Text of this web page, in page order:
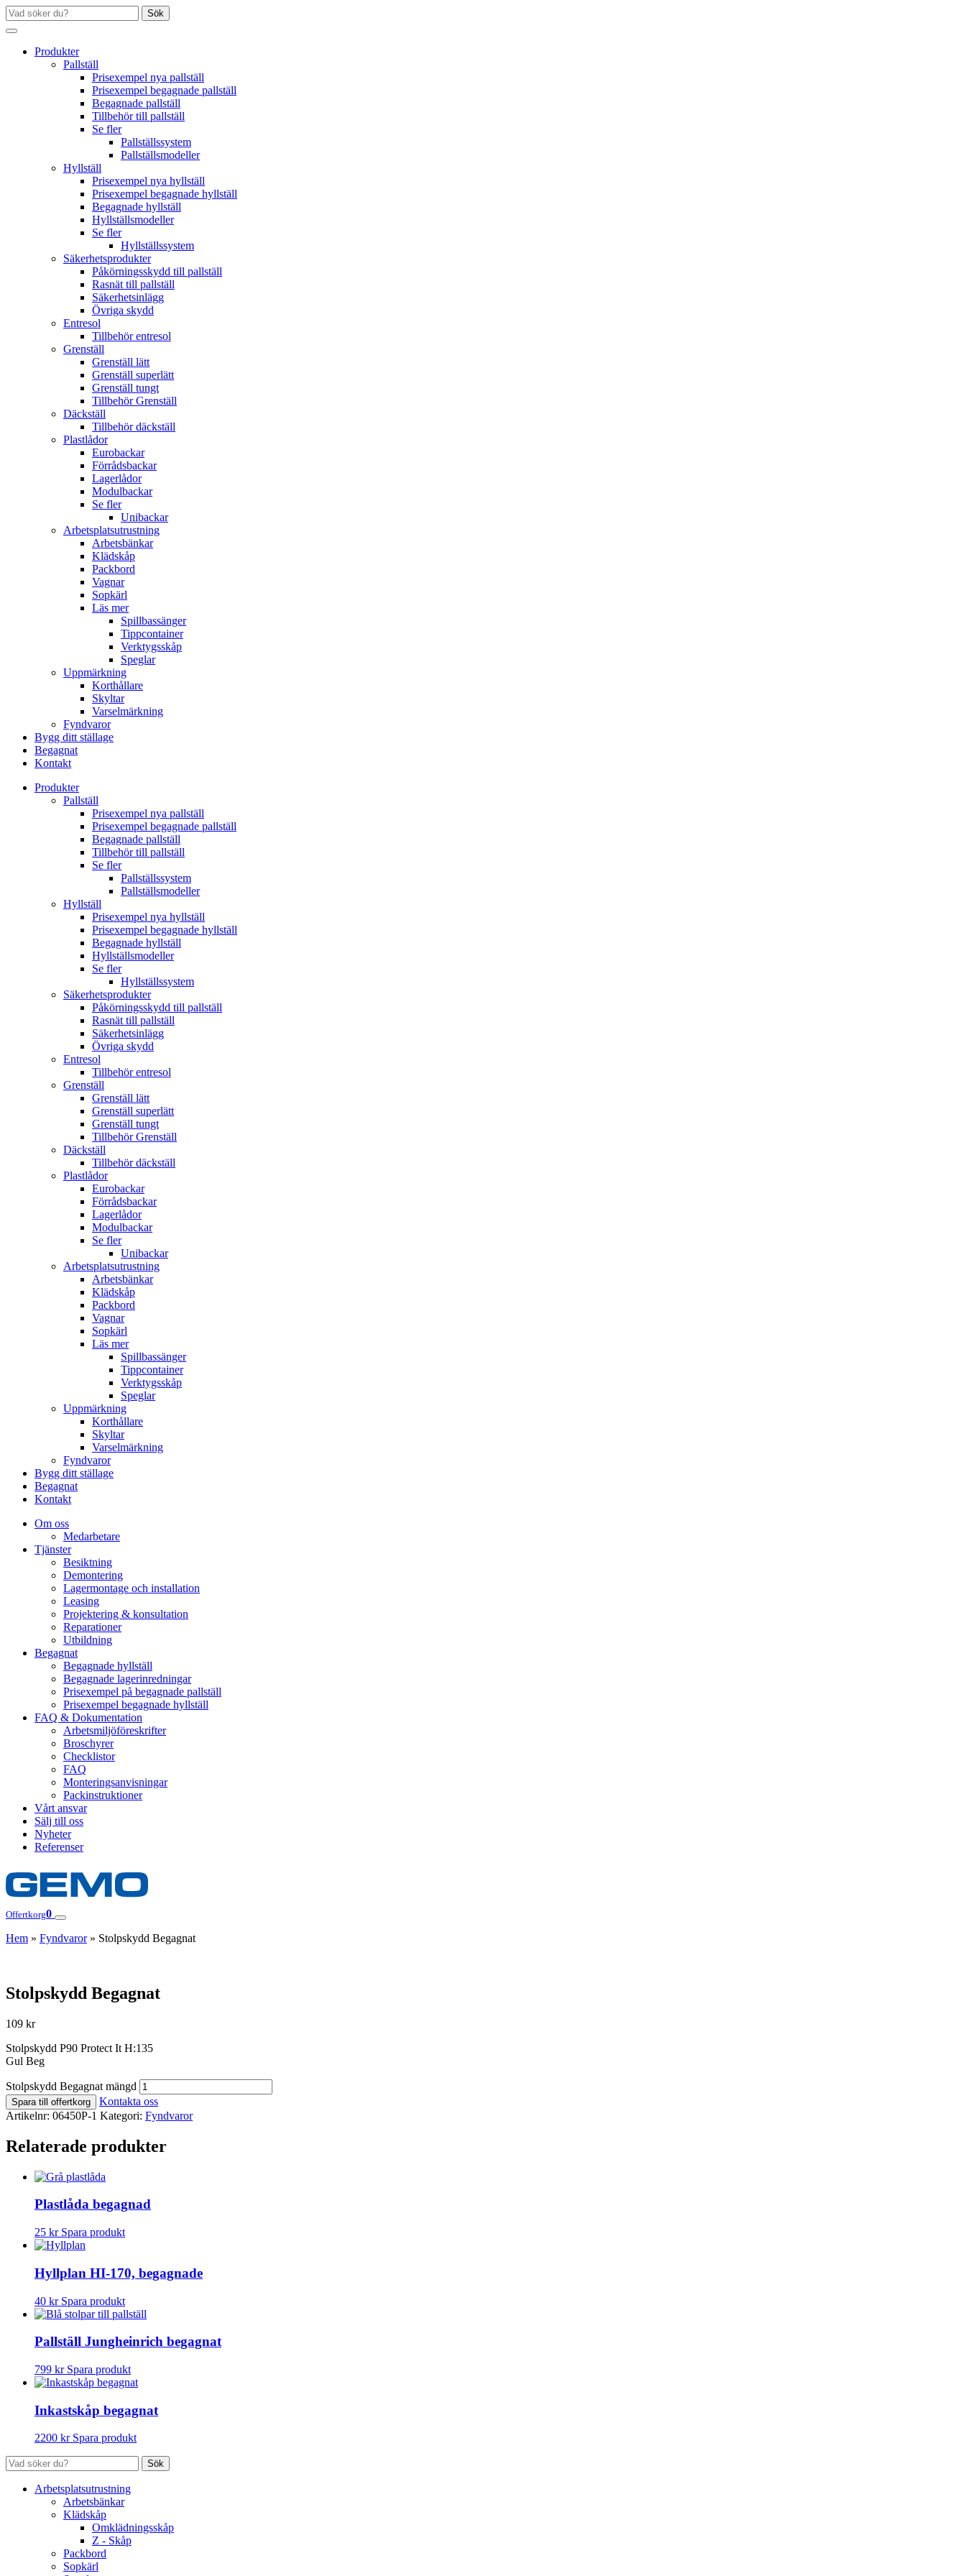
Sök
Produkter
Pallställ
Prisexempel nya pallställ
Prisexempel begagnade pallställ
Begagnade pallställ
Tillbehör till pallställ
Se fler
Pallställssystem
Pallställsmodeller
Hyllställ
Prisexempel nya hyllställ
Prisexempel begagnade hyllställ
Begagnade hyllställ
Hyllställsmodeller
Se fler
Hyllställssystem
Säkerhetsprodukter
Påkörningsskydd till pallställ
Rasnät till pallställ
Säkerhetsinlägg
Övriga skydd
Entresol
Tillbehör entresol
Grenställ
Grenställ lätt
Grenställ superlätt
Grenställ tungt
Tillbehör Grenställ
Däckställ
Tillbehör däckställ
Plastlådor
Eurobackar
Förrådsbackar
Lagerlådor
Modulbackar
Se fler
Unibackar
Arbetsplatsutrustning
Arbetsbänkar
Klädskåp
Packbord
Vagnar
Sopkärl
Läs mer
Spillbassänger
Tippcontainer
Verktygsskåp
Speglar
Uppmärkning
Korthållare
Skyltar
Varselmärkning
Fyndvaror
Bygg ditt ställage
Begagnat
Kontakt
Produkter
Pallställ
Prisexempel nya pallställ
Prisexempel begagnade pallställ
Begagnade pallställ
Tillbehör till pallställ
Se fler
Pallställssystem
Pallställsmodeller
Hyllställ
Prisexempel nya hyllställ
Prisexempel begagnade hyllställ
Begagnade hyllställ
Hyllställsmodeller
Se fler
Hyllställssystem
Säkerhetsprodukter
Påkörningsskydd till pallställ
Rasnät till pallställ
Säkerhetsinlägg
Övriga skydd
Entresol
Tillbehör entresol
Grenställ
Grenställ lätt
Grenställ superlätt
Grenställ tungt
Tillbehör Grenställ
Däckställ
Tillbehör däckställ
Plastlådor
Eurobackar
Förrådsbackar
Lagerlådor
Modulbackar
Se fler
Unibackar
Arbetsplatsutrustning
Arbetsbänkar
Klädskåp
Packbord
Vagnar
Sopkärl
Läs mer
Spillbassänger
Tippcontainer
Verktygsskåp
Speglar
Uppmärkning
Korthållare
Skyltar
Varselmärkning
Fyndvaror
Bygg ditt ställage
Begagnat
Kontakt
Om oss
Medarbetare
Tjänster
Besiktning
Demontering
Lagermontage och installation
Leasing
Projektering & konsultation
Reparationer
Utbildning
Begagnat
Begagnade hyllställ
Begagnade lagerinredningar
Prisexempel på begagnade pallställ
Prisexempel begagnade hyllställ
FAQ & Dokumentation
Arbetsmiljöföreskrifter
Broschyrer
Checklistor
FAQ
Monteringsanvisningar
Packinstruktioner
Vårt ansvar
Sälj till oss
Nyheter
Referenser
Offertkorg0
Hem » Fyndvaror» Stolpskydd Begagnat
Stolpskydd Begagnat
109 kr
Stolpskydd P90 Protect It H:135
Gul Beg
Stolpskydd Begagnat mängd
Spara till offertkorg
Kontakta oss
Artikelnr: 06450P-1 Kategori: Fyndvaror
Relaterade produkter
Plastlåda begagnad
25 kr Spara produkt
Hyllplan HI-170, begagnade
40 kr Spara produkt
Pallställ Jungheinrich begagnat
799 kr Spara produkt
Inkastskåp begagnat
2200 kr Spara produkt
Sök
Arbetsplatsutrustning
Arbetsbänkar
Klädskåp
Omklädningsskåp
Z - Skåp
Packbord
Sopkärl